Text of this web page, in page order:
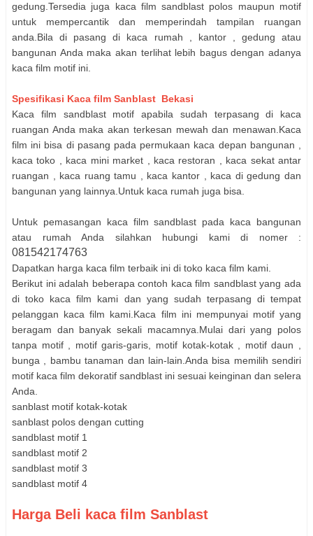
gedung.Tersedia juga kaca film sandblast polos maupun motif
untuk mempercantik dan memperindah tampilan ruangan
anda.Bila di pasang di kaca rumah , kantor , gedung atau
bangunan Anda maka akan terlihat lebih bagus dengan adanya
kaca film motif ini.
Spesifikasi Kaca film Sanblast Bekasi
Kaca film sandblast motif apabila sudah terpasang di kaca
ruangan Anda maka akan terkesan mewah dan menawan.Kaca
film ini bisa di pasang pada permukaan kaca depan bangunan ,
kaca toko , kaca mini market , kaca restoran , kaca sekat antar
ruangan , kaca ruang tamu , kaca kantor , kaca di gedung dan
bangunan yang lainnya.Untuk kaca rumah juga bisa.
Untuk pemasangan kaca film sandblast pada kaca bangunan
atau rumah Anda silahkan hubungi kami di nomer :
081542174763
Dapatkan harga kaca film terbaik ini di toko kaca film kami.
Berikut ini adalah beberapa contoh kaca film sandblast yang ada
di toko kaca film kami dan yang sudah terpasang di tempat
pelanggan kaca film kami.Kaca film ini mempunyai motif yang
beragam dan banyak sekali macamnya.Mulai dari yang polos
tanpa motif , motif garis-garis, motif kotak-kotak , motif daun ,
bunga , bambu tanaman dan lain-lain.Anda bisa memilih sendiri
motif kaca film dekoratif sandblast ini sesuai keinginan dan selera
Anda.
sanblast motif kotak-kotak
sanblast polos dengan cutting
sandblast motif 1
sandblast motif 2
sandblast motif 3
sandblast motif 4
Harga Beli kaca film Sanblast